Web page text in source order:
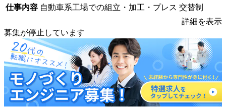
仕事内容 自動車系工場での組立・加工・プレス 交替制
詳細を表示
募集が停止しています